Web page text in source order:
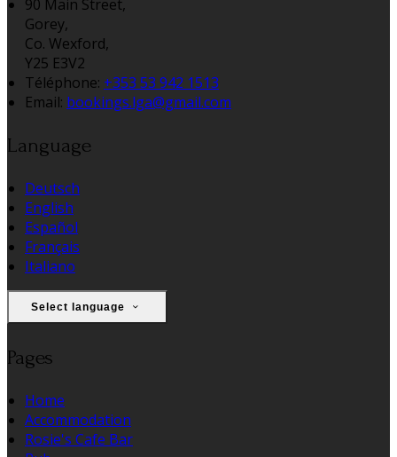
90 Main Street,
Gorey,
Co. Wexford,
Y25 E3V2
Téléphone: +353 53 942 1513
Email: bookings.lga@gmail.com
Language
Deutsch
English
Español
Français
Italiano
Select language
Pages
Home
Accommodation
Rosie's Cafe Bar